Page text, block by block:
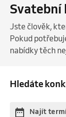
Svatební
Jste člověk,
Pokud
nabídky těch
Hledáte
Najít